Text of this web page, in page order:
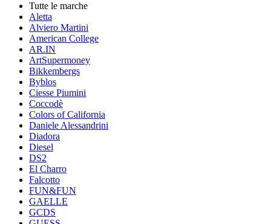
Tutte le marche
Aletta
Alviero Martini
American College
AR.IN
ArtSupermoney
Bikkembergs
Byblos
Ciesse Piumini
Coccodè
Colors of California
Daniele Alessandrini
Diadora
Diesel
DS2
El Charro
Falcotto
FUN&FUN
GAELLE
GCDS